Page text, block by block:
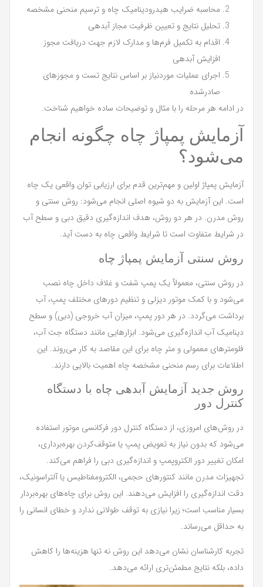
محاسبه ضرایب هیدرودینامیک چاه و ترسیم منحنی مشخصه
تحلیل نتایج و تعیین ظرفیت مجاز آبدهی
اقدام به تکمیل فرم‌ها و مدارک لازم جهت دریافت مجوز
افزایش آبدهی
اجرای عملیات موردنیاز بر اساس نتایج تست و مجوزهای
صادرشده
در ادامه هر مرحله را با مثال و توضیحات ساده خواهیم شناخت.
آزمایش پمپاژ چاه چگونه انجام
می‌شود؟
آزمایش پمپاژ اولین و مهم‌ترین قدم برای ارزیابی توان واقعی یک چاه
است. این آزمایش به دو شیوه اصلی انجام می‌شود: روش سنتی و
روش مدرن. در هر دو روش، هدف اندازه‌گیری دقیق دبی و سطح آب
در شرایط متفاوت است تا شرایط واقعی چاه به دست آید.
روش سنتی آزمایش پمپاژ چاه
در روش سنتی، معمولاً یک پمپ شفت و غلاف داخل چاه نصب
می‌شود و با کمک موتور دیزلی و تنظیم دورهای مختلف پمپ، آب
برداشت می‌گردد. در هر دور پمپ، میزان آب خروجی (دبی) و سطح
دینامیک آب اندازه‌گیری می‌شود. ابزارهایی مانند دستگاه جت آب،
فلومترهای معمولی و متر چاه برای این مقاصد به کار می‌روند. این
اطلاعات برای رسم منحنی مشخصه چاه اهمیت بالایی دارند.
روش جدید آزمایش آبدهی چاه با دستگاه
کنترل دور
در روش‌های امروزی، از دستگاه کنترل دور فرکانسی موتور استفاده
می‌شود که بدون نیاز به تعویض پمپ یا متوقف‌کردن بهره‌برداری،
امکان تغییر دور الکتروپمپ و اندازه‌گیری دبی را فراهم می‌کند.
تجهیزات مدرن مانند کنتورهای حجمی، الکترومغناطیس یا آلتراسونیک،
دقت اندازه‌گیری را افزایش می‌دهند. این روش برای چاه‌های بهره‌بردار
بسیار مناسب است؛ زیرا نیازی به توقف طولانی ندارد و خطای انسانی را
به حداقل می‌رساند.
تجربه کارشناسان نشان می‌دهد این روش نه تنها هزینه‌ها را کاهش
داده، بلکه نتایج مطمئن‌تری ارائه می‌دهد.